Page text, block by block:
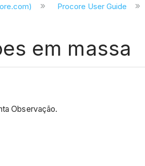
Procore User Guide
em massa
Observação.